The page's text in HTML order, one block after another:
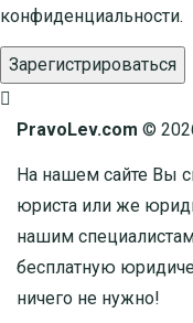
конфиденциальности.
Зарегистрироваться
PravoLev.com ©
На нашем сайте Вы
юриста или же
нашим
бесплатную
ничего не нужно!